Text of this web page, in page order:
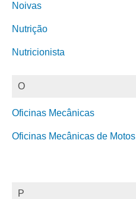
Noivas
Nutrição
Nutricionista
O
Oficinas Mecânicas
Oficinas Mecânicas de Motos
P